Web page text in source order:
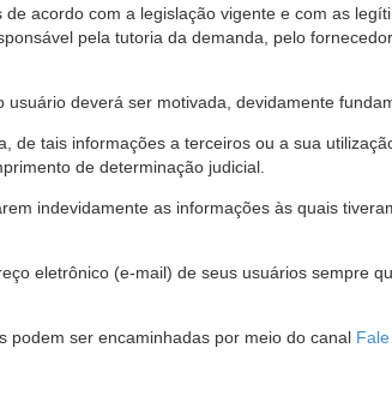
acordo com a legislação vigente e com as
pela tutoria da demanda, pelo
deverá ser motivada, devidamente
de tais informações a terceiros ou a sua
de determinação judicial.
indevidamente as informações às quais
eletrônico (e-mail) de seus usuários sempre
podem ser encaminhadas por meio do canal